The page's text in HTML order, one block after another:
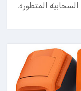
المتطورة.